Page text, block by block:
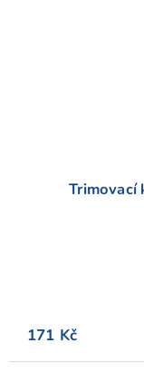
Trimovací
je
171 Kč